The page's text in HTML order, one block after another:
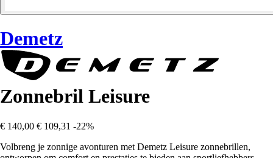
Demetz
Zonnebril Leisure
€ 140,00 € 109,31 -22%
Volbreng je zonnige avonturen met Demetz Leisure zonnebrillen,